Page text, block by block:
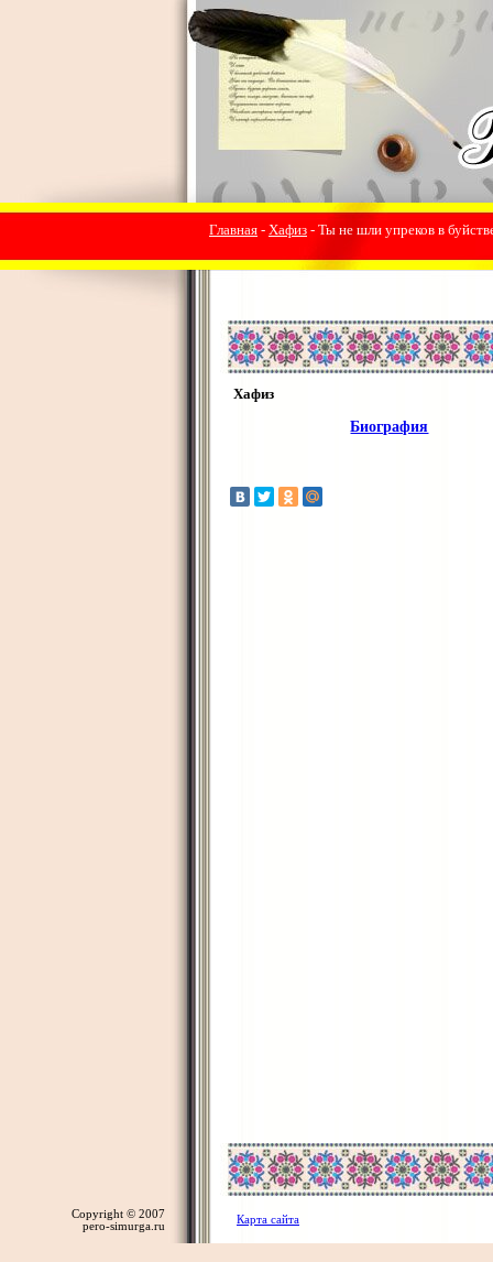
Главная - Хафиз - Ты не шли упреков в
Хафиз
Биография
Copyright © 2007
pero-simurga.ru
Карта сайта